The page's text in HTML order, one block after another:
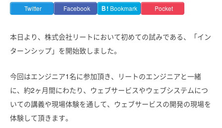
Twitter Facebook Ｂ! Bookmark Pocket
本日より、株式会社リートにおいて初めての試みである、「イン
ターンシップ」を開始致しました。
今回はエンジニア1名に参加頂き、リートのエンジニアと一緒
に、約2ヶ月間にわたり、ウェブサービスやウェブシステムにつ
いての講義や現場体験を通して、ウェブサービスの開発の現場を
体験して頂きます。